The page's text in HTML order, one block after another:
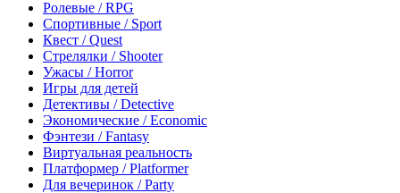
Ролевые / RPG
Спортивные / Sport
Квест / Quest
Стрелялки / Shooter
Ужасы / Horror
Игры для детей
Детективы / Detective
Экономические / Economic
Фэнтези / Fantasy
Виртуальная реальность
Платформер / Platformer
Для вечеринок / Party